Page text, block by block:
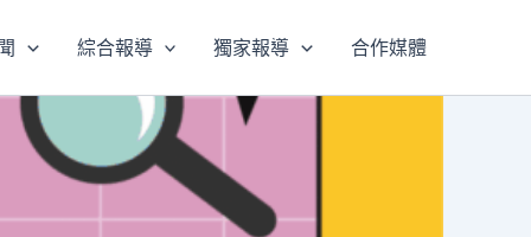
綜合報導 獨家報導 合作媒體